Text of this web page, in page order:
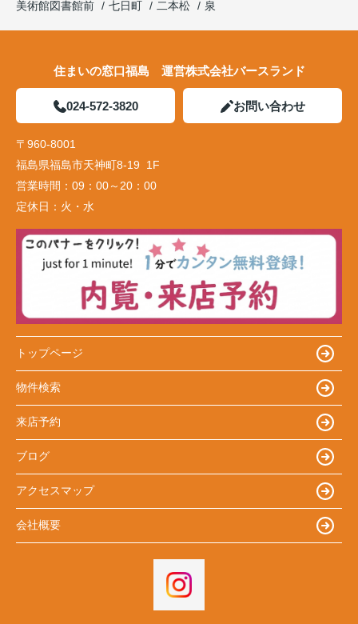
美術館図書館前
七日町 二本松 泉
住まいの窓口福島 運営株式会社バースランド
024-572-3820 お問い合わせ
〒960-8001
福島県福島市天神町8-19 1F
営業時間： 09：00～20：00
定休日： 火・水
トップページ
物件検索
来店予約
ブログ
アクセスマップ
会社概要